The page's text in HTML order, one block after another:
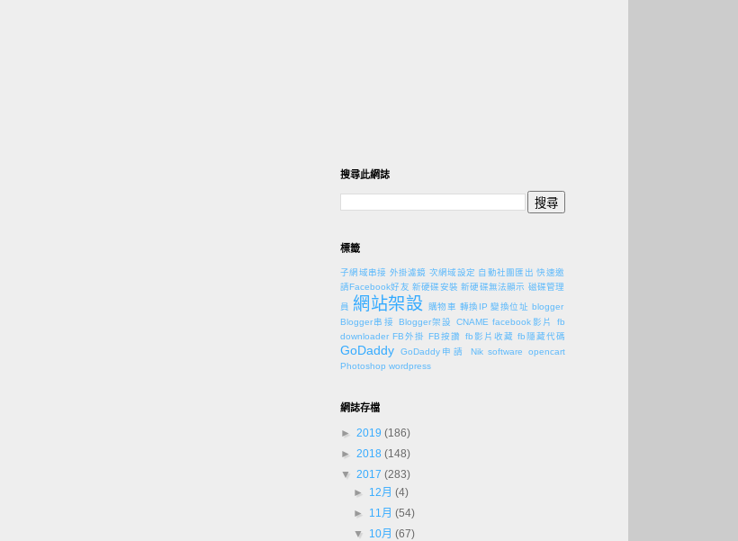
搜尋此網誌
標籤
子網域串接 外掛濾鏡 次網域設定 自動社團匯出 快速邀
請Facebook好友 新硬碟安裝 新硬碟無法顯示 磁碟管理
員 網站架設 購物車 轉換IP 變換位址 blogger
Blogger串接
Blogger架設 CNAME facebook影片
fb
downloader FB外掛 FB按讚 fb影片收藏 fb隱藏代碼
GoDaddy GoDaddy申請 Nik software
opencart
Photoshop wordpress
網誌存檔
► 2019 (186)
► 2018 (148)
▼ 2017 (283)
► 12月(4)
► 11月(54)
▼ 10月(67)